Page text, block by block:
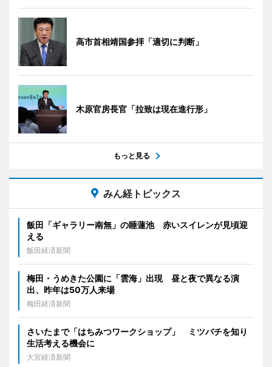
高市首相靖国参拝「適切に判断」
木原官房長官「拉致は現在進行形」
もっと見る
みん経トピックス
飯田「ギャラリー南無」の睡蓮池 赤いスイレンが見頃迎
える
飯田経済新聞
梅田・うめきた公園に「雲海」出現 昼と夜で異なる演
出、昨年は50万人来場
梅田経済新聞
さいたまで「はちみつワークショップ」 ミツバチを知り
生活考える機会に
大宮経済新聞